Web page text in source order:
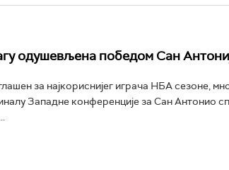
одушевљена победом Сан
за најкориснијег играча НБА сезоне,
Западне конференције за Сан Антонио